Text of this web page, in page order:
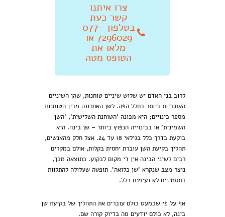
צרו איתנו
קשר כעת
בטלפון 077-
7296029 או
מלאו את
הטופס מטה
לרוב בני האדם יש שלוש שיניים טוחנות, שהן השיניים
האחוריות ביותר בחלל הפה. לשן האחרונה מבין הטוחנות
מספר כינויים; היא מכונה 'הטוחנת השלישית', 'השן
השמינית' או בכינוייה הנפוץ ביותר – שן בינה. היא
בוקעת בדרך כלל בגילאי 18 עד 24. אצל חלק מהאנשים,
תהליך בקיעת השן עוברת יחסית בקלות, אולם במקרים
רבים לשיני הבינה אין די מקום לבקוע. כתוצאה מכך,
נוצר מצב שנקרא 'שן כלואה'. תופעה שעלולה להתלוות
בתסמינים לא נעימים כלל.
אף על פי שכמעט כולם עוברים את התהליך של בקיעת שן
בינה, לא כולם יודעים מה בדיוק קורה שם.